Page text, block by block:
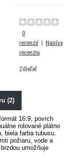
0
recenzií | Napísať
recenziu
Zdieľať
(2)
16:9, povrch
rolované plátno
biela farba tubusu.
požiaru, vode a
umožňuje